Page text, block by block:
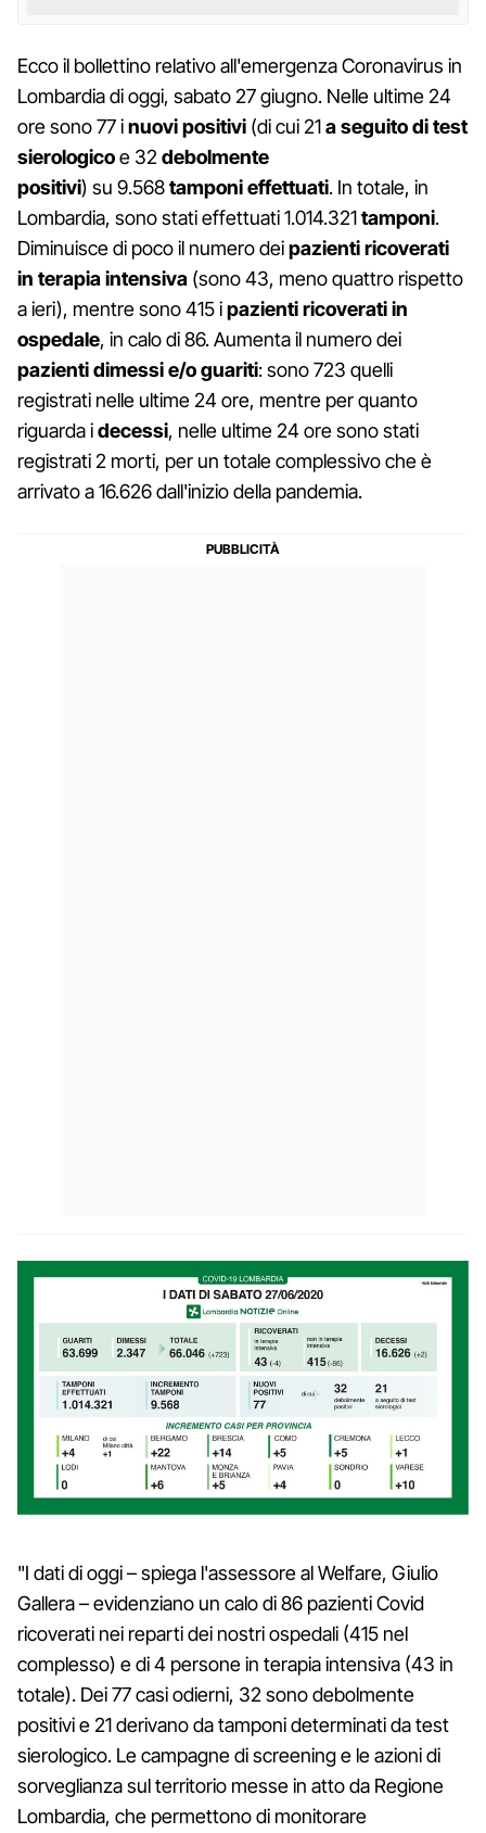
Ecco il bollettino relativo all'emergenza Coronavirus in
Lombardia di oggi, sabato 27 giugno. Nelle ultime 24
ore sono 77 inuovi positivi (di cui 21a seguito di test
sierologicoe 32 debolmente
positivi) su 9.568tamponi effettuati. In totale, in
Lombardia, sono stati effettuati 1.014.321tamponi.
Diminuisce di poco il numero deipazienti ricoverati
in terapia intensiva (sono 43, meno quattro rispetto
a ieri), mentre sono 415 ipazienti ricoverati in
ospedale, in calo di 86. Aumenta il numero dei
pazienti dimessi e/o guariti: sono 723 quelli
registrati nelle ultime 24 ore, mentre per quanto
riguarda idecessi, nelle ultime 24 ore sono stati
registrati 2 morti, per un totale complessivo che è
arrivato a 16.626 dall'inizio della pandemia.
"I dati di oggi – spiega l'assessore al Welfare, Giulio
Gallera – evidenziano un calo di 86 pazienti Covid
ricoverati nei reparti dei nostri ospedali (415 nel
complesso) e di 4 persone in terapia intensiva (43 in
totale). Dei 77 casi odierni, 32 sono debolmente
positivi e 21 derivano da tamponi determinati da test
sierologico. Le campagne di screening e le azioni di
sorveglianza sul territorio messe in atto da Regione
Lombardia, che permettono di monitorare